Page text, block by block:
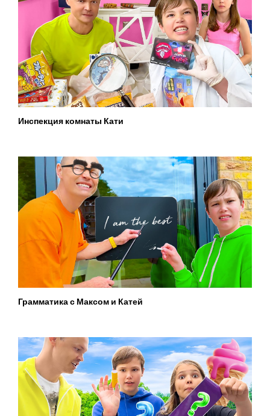
Инспекция комнаты Кати
Грамматика с Максом и Катей